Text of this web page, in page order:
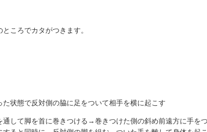
ころでカタがつきます。
た状態で反対側の脇に足をついて相手を横に起こす
して脚を首に巻きつける→巻きつけた側の斜め前遠方に手を